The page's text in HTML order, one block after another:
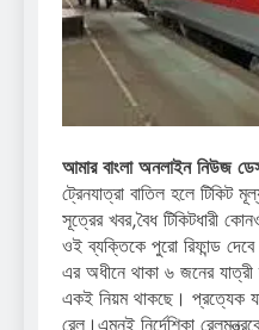
আমার বাংলা অনলাইন নিউজ
ট্রেনযাত্রা বাতিল হলে টিকিট
সূত্রের খবর,বৈধ টিকিটধারী
ওই ব্যক্তিকে পুরো রিফান্ড
এর অধীনে থাকা ৬ জনের
একই নিয়ম থাকছে। প্রত্যেক